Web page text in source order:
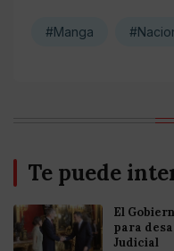
#Manga
Te puede
El
para
Judicial